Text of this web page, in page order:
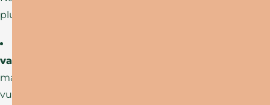
plusieurs critères :
valent le détour
marcher, c’est sympa, mais marcher avec une
vue à couper le souffle, c’est quand même